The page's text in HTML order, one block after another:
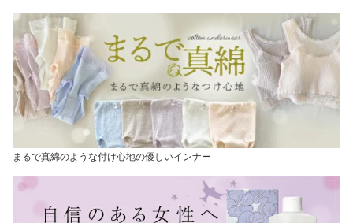
まるで真綿のような付け心地の優しいインナー